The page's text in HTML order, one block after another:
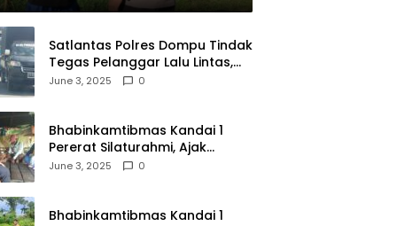
Satlantas Polres Dompu Tindak
Tegas Pelanggar Lalu Lintas,
Mobil Bodong, dan Kendaraan
June 3, 2025 0
Bhabinkamtibmas Kandai 1
Pererat Silaturahmi, Ajak
Warga Jaga Keamanan
June 3, 2025 0
Bhabinkamtibmas Kandai 1